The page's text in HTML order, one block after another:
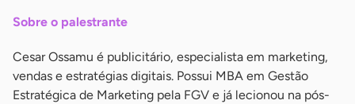
Sobre o palestrante
Cesar Ossamu é publicitário, especialista em marketing,
vendas e estratégias digitais. Possui MBA em Gestão
Estratégica de Marketing pela FGV e já lecionou na pós-